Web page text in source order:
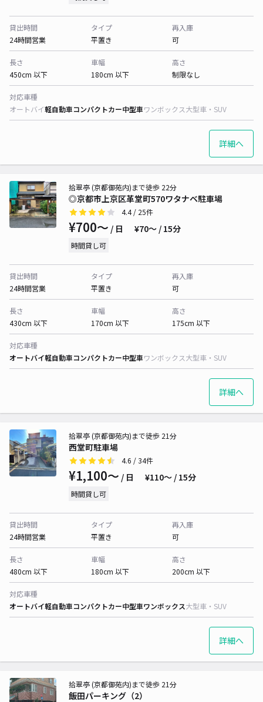
貸出時間
24時間営業
タイプ
平置き
再入庫
可
長さ
450cm 以下
車幅
180cm 以下
高さ
制限なし
対応車種
オートバイ軽自動車コンパクトカー中型車ワンボックス大型車・SUV
詳細へ
◎京都市上京区革堂町570ワタナベ駐車場
拾翠亭 (京都御苑内)まで徒歩 22分
4.4/ 25件
¥700〜 / 日 ¥70〜 / 15分
時間貸し可
貸出時間
24時間営業
タイプ
平置き
再入庫
可
長さ
430cm 以下
車幅
170cm 以下
高さ
175cm 以下
対応車種
オートバイ軽自動車コンパクトカー中型車ワンボックス大型車・SUV
詳細へ
西堂町駐車場
拾翠亭 (京都御苑内)まで徒歩 21分
4.6 / 34件
¥1,100〜 / 日 ¥110〜 / 15分
時間貸し可
貸出時間
24時間営業
タイプ
平置き
再入庫
可
長さ
480cm 以下
車幅
180cm 以下
高さ
200cm 以下
対応車種
オートバイ軽自動車コンパクトカー中型車ワンボックス大型車・SUV
詳細へ
飯田パーキング（2）
拾翠亭 (京都御苑内)まで徒歩 21分